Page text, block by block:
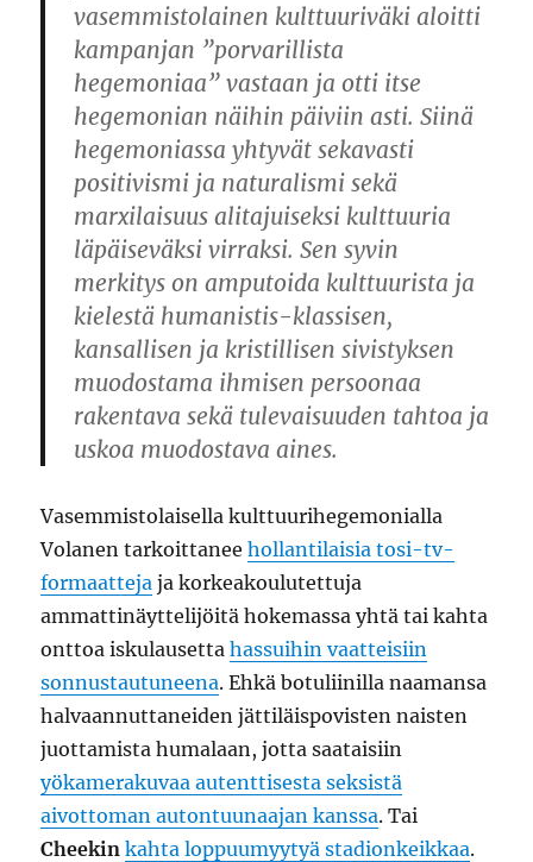
vasemmistolainen kulttuuriväki aloitti
kampanjan ”porvarillista
hegemoniaa” vastaan ja otti itse
hegemonian näihin päiviin asti. Siinä
hegemoniassa yhtyvät sekavasti
positivismi ja naturalismi sekä
marxilaisuus alitajuiseksi kulttuuria
läpäiseväksi virraksi. Sen syvin
merkitys on amputoida kulttuurista ja
kielestä humanistis-klassisen,
kansallisen ja kristillisen sivistyksen
muodostama ihmisen persoonaa
rakentava sekä tulevaisuuden tahtoa ja
uskoa muodostava aines.
Vasemmistolaisella kulttuurihegemonialla
Volanen tarkoittaneehollantilaisia tosi-tv-
formaatteja ja korkeakoulutettuja
ammattinäyttelijöitä hokemassa yhtä tai kahta
onttoa iskulausettahassuihin vaatteisiin
sonnustautuneena. Ehkä botuliinilla naamansa
halvaannuttaneiden jättiläispovisten naisten
juottamista humalaan, jotta saataisiin
yökamerakuvaa autenttisesta seksistä
aivottoman autontuunaajan kanssa. Tai
Cheekin kahta loppuumyytyä stadionkeikkaa.